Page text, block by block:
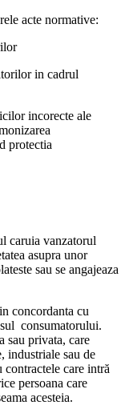
acte normative:
in cadrul
incorecte ale
protectia
caruia vanzatorul
asupra unor
sau se angajeaza
concordanta cu
consumatorului.
sau privata, care
industriale sau de
care intră
persoana care
acesteia.